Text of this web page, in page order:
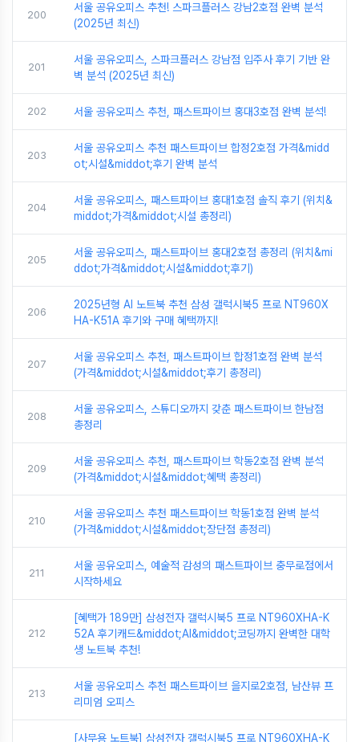
200
서울 공유오피스 추천! 스파크플러스 강남2호점 완벽 분석
(2025년 최신)
201
서울 공유오피스, 스파크플러스 강남점 입주사 후기 기반 완
벽 분석 (2025년 최신)
202 서울 공유오피스 추천, 패스트파이브 홍대3호점 완벽 분석!
203
서울 공유오피스 추천 패스트파이브 합정2호점 가격&midd
ot;시설&middot;후기 완벽 분석
204
서울 공유오피스, 패스트파이브 홍대1호점 솔직 후기 (위치&
middot;가격&middot;시설 총정리)
205
서울 공유오피스, 패스트파이브 홍대2호점 총정리 (위치&mi
ddot;가격&middot;시설&middot;후기)
206
2025년형 AI 노트북 추천 삼성 갤럭시북5 프로 NT960X
HA-K51A 후기와 구매 혜택까지!
207
서울 공유오피스 추천, 패스트파이브 합정1호점 완벽 분석
(가격&middot;시설&middot;후기 총정리)
208
서울 공유오피스, 스튜디오까지 갖춘 패스트파이브 한남점
총정리
209
서울 공유오피스 추천, 패스트파이브 학동2호점 완벽 분석
(가격&middot;시설&middot;혜택 총정리)
210
서울 공유오피스 추천 패스트파이브 학동1호점 완벽 분석
(가격&middot;시설&middot;장단점 총정리)
211
서울 공유오피스, 예술적 감성의 패스트파이브 충무로점에서
시작하세요
212
[혜택가 189만] 삼성전자 갤럭시북5 프로 NT960XHA-K
52A 후기캐드&middot;AI&middot;코딩까지 완벽한 대학
생 노트북 추천!
213
서울 공유오피스 추천 패스트파이브 을지로2호점, 남산뷰 프
리미엄 오피스
[사무용 노트북] 삼성전자 갤럭시북5 프로 NT960XHA-K